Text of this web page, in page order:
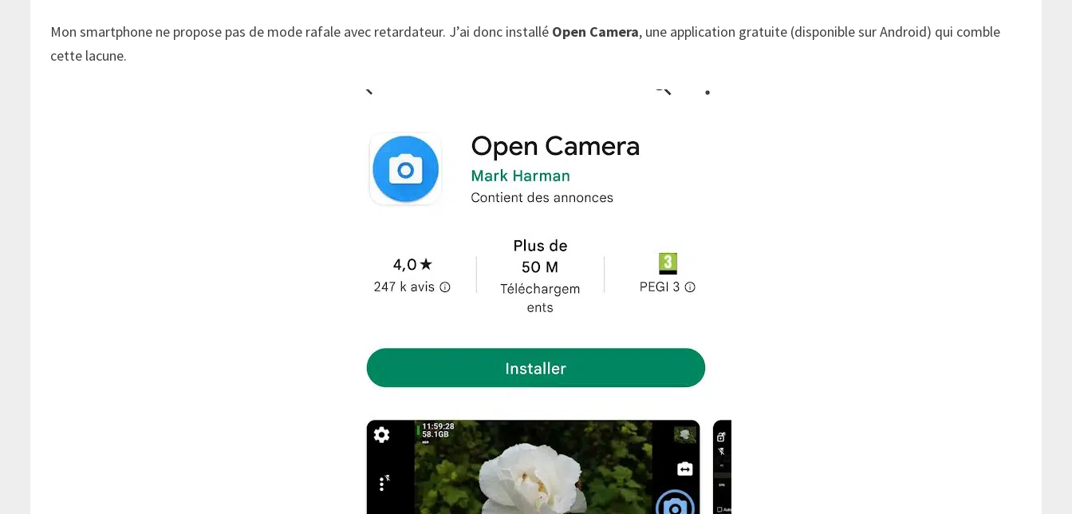
Mon smartphone ne propose pas de mode rafale avec retardateur. J’ai donc installé Open Camera, une application gratuite (disponible sur Android) qui comble
cette lacune.